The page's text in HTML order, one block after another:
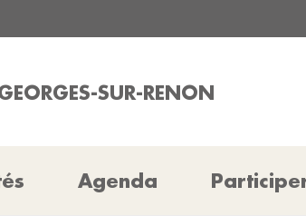
SUR-RENON
Agenda